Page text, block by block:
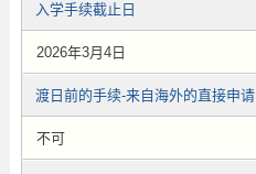
入学手续截止日
2026年3月4日
渡日前的手续-来自海外的直接申请
不可